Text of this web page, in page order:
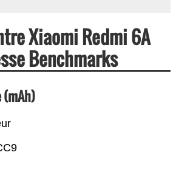
Xiaomi Redmi 6A
Benchmarks